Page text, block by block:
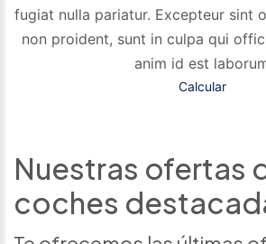
fugiat nulla pariatur. Excepteur sint
non proident, sunt in culpa qui
anim id est
Calcular
Nuestras ofertas
coches